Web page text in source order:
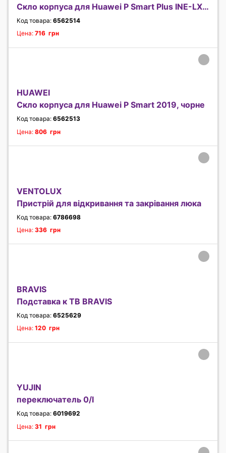
Скло корпуса для Huawei P Smart Plus INE-LX1, чорн
Код товара: 6562514
Цена: 716 грн
HUAWEI
Скло корпуса для Huawei P Smart 2019, чорне
Код товара: 6562513
Цена: 806 грн
VENTOLUX
Пристрій для відкривання та закрівання люка
Код товара: 6786698
Цена: 336 грн
BRAVIS
Подставка к ТВ BRAVIS
Код товара: 6525629
Цена: 120 грн
YUJIN
переключатель 0/I
Код товара: 6019692
Цена: 31 грн